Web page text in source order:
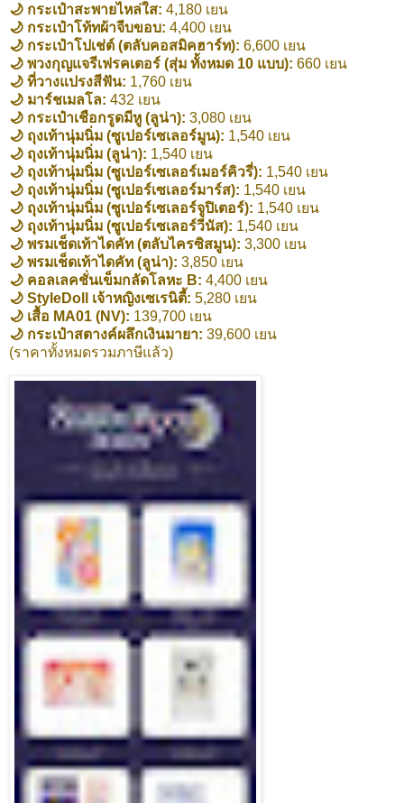
🌙 กระเป๋าสะพายไหล่ใส: 4,180 เยน
🌙 กระเป๋าโท้ทผ้าจีบขอบ: 4,400 เยน
🌙 กระเป๋าโปเช่ต์ (ตลับคอสมิคฮาร์ท): 6,600 เยน
🌙 พวงกุญแจรีเฟรคเตอร์ (สุ่ม ทั้งหมด 10 แบบ): 660 เยน
🌙 ที่วางแปรงสีฟัน: 1,760 เยน
🌙 มาร์ชเมลโล: 432 เยน
🌙 กระเป๋าเชือกรูดมีหู (ลูน่า): 3,080 เยน
🌙 ถุงเท้านุ่มนิ่ม (ซูเปอร์เซเลอร์มูน): 1,540 เยน
🌙 ถุงเท้านุ่มนิ่ม (ลูน่า): 1,540 เยน
🌙 ถุงเท้านุ่มนิ่ม (ซูเปอร์เซเลอร์เมอร์คิวรี่): 1,540 เยน
🌙 ถุงเท้านุ่มนิ่ม (ซูเปอร์เซเลอร์มาร์ส): 1,540 เยน
🌙 ถุงเท้านุ่มนิ่ม (ซูเปอร์เซเลอร์จูปิเตอร์): 1,540 เยน
🌙 ถุงเท้านุ่มนิ่ม (ซูเปอร์เซเลอร์วีนัส): 1,540 เยน
🌙 พรมเช็ดเท้าไดคัท (ตลับไครซิสมูน): 3,300 เยน
🌙 พรมเช็ดเท้าไดคัท (ลูน่า): 3,850 เยน
🌙 คอลเลคชั่นเข็มกลัดโลหะ B: 4,400 เยน
🌙 StyleDoll เจ้าหญิงเซเรนิตี้: 5,280 เยน
🌙 เสื้อ MA01 (NV): 139,700 เยน
🌙 กระเป๋าสตางค์ผลึกเงินมายา: 39,600 เยน
(ราคาทั้งหมดรวมภาษีแล้ว)